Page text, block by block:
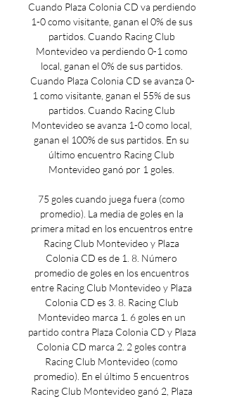
Cuando Plaza Colonia CD va perdiendo
1-0 como visitante, ganan el 0% de sus
partidos. Cuando Racing Club
Montevideo va perdiendo 0-1 como
local, ganan el 0% de sus partidos.
Cuando Plaza Colonia CD se avanza 0-
1 como visitante, ganan el 55% de sus
partidos. Cuando Racing Club
Montevideo se avanza 1-0 como local,
ganan el 100% de sus partidos. En su
último encuentro Racing Club
Montevideo ganó por 1 goles.
75 goles cuando juega fuera (como
promedio). La media de goles en la
primera mitad en los encuentros entre
Racing Club Montevideo y Plaza
Colonia CD es de 1. 8. Número
promedio de goles en los encuentros
entre Racing Club Montevideo y Plaza
Colonia CD es 3. 8. Racing Club
Montevideo marca 1. 6 goles en un
partido contra Plaza Colonia CD y Plaza
Colonia CD marca 2. 2 goles contra
Racing Club Montevideo (como
promedio). En el último 5 encuentros
Racing Club Montevideo ganó 2, Plaza